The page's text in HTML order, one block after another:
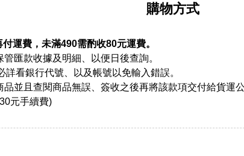
購物方式
運費，未滿490需酌收80元運費。
管匯款收據及明細、以便日後查詢。
詳看銀行代號、以及帳號以免輸入錯誤。
品並且查閱商品無誤、簽收之後再將該款項交付給貨運公
元手續費)